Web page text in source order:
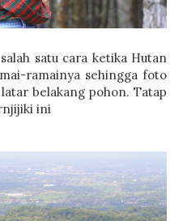
satu cara ketika Hutan
ramainya sehingga foto
belakang pohon. Tatap
ini